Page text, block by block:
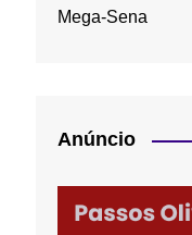
Mega-Sena
Anúncio